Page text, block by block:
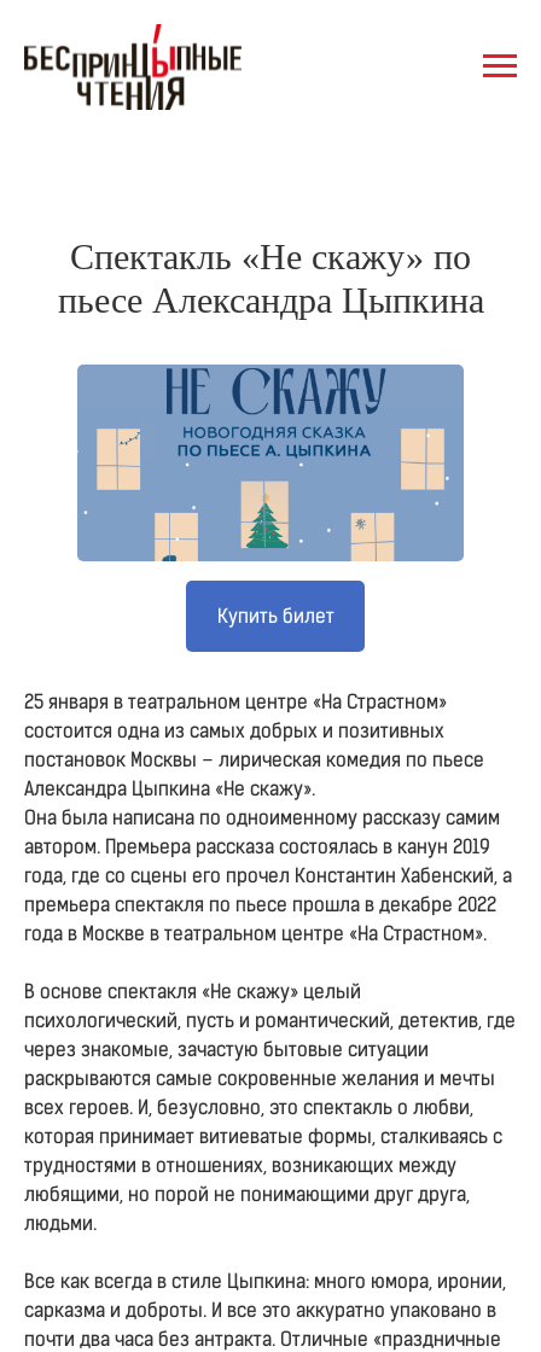
Спектакль «Не скажу» по
пьесе Александра Цыпкина
Купить билет
25 января в театральном центре «На Страстном»
состоится одна из самых добрых и позитивных
постановок Москвы – лирическая комедия по пьесе
Александра Цыпкина «Не скажу».
Она была написана по одноименному рассказу самим
автором. Премьера рассказа состоялась в канун 2019
года, где со сцены его прочел Константин Хабенский, а
премьера спектакля по пьесе прошла в декабре 2022
года в Москве в театральном центре «На Страстном».
В основе спектакля «Не скажу» целый
психологический, пусть и романтический, детектив, где
через знакомые, зачастую бытовые ситуации
раскрываются самые сокровенные желания и мечты
всех героев. И, безусловно, это спектакль о любви,
которая принимает витиеватые формы, сталкиваясь с
трудностями в отношениях, возникающих между
любящими, но порой не понимающими друг друга,
людьми.
Все как всегда в стиле Цыпкина: много юмора, иронии,
сарказма и доброты. И все это аккуратно упаковано в
почти два часа без антракта. Отличные «праздничные